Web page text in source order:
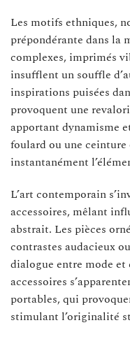
Les motifs ethniques,
prépondérante dans la
complexes, imprimés
insufflent un souffle
inspirations puisées
provoquent une
apportant dynamisme
foulard ou une
instantanément
L’art contemporain
accessoires, mêlant
abstrait. Les pièces
contrastes audacieux
dialogue entre mode
accessoires
portables, qui
stimulant l’originalité